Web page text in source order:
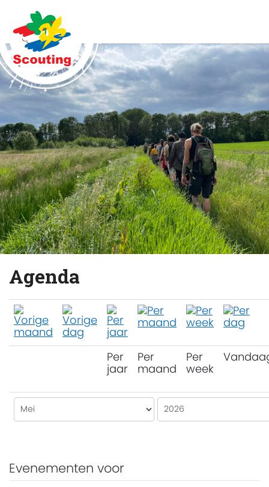
Agenda
Per
jaar
Per
maand
Per
week
Evenementen voor